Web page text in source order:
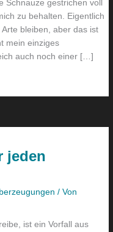
Schnauze gestrichen voll
zu behalten. Eigentlich
bleiben, aber das ist
mein einziges
auch noch einer […]
jeden
/ Von
ist ein Vorfall aus